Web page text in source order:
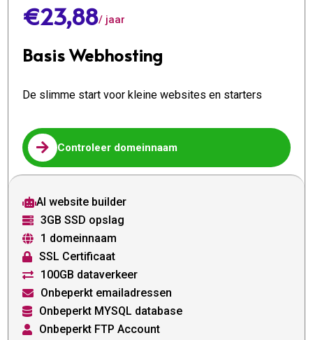
€23,88/ jaar
Basis Webhosting
De slimme start voor kleine websites en starters
 Controleer domeinnaam
AI website builder
 3GB SSD opslag
 1 domeinnaam
 SSL Certificaat
 100GB dataverkeer
 Onbeperkt emailadressen
 Onbeperkt MYSQL database
 Onbeperkt FTP Account